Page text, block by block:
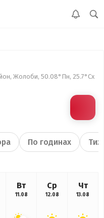
Жолоби, 50.08°Пн, 25.7°Сх
По годинах
Вт
11.08
Ср
12.08
Чт
13.08